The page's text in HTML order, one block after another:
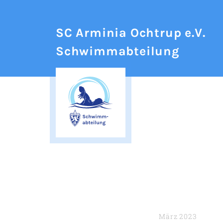
SC Arminia Ochtrup e.V.
Schwimmabteilung
März 2023